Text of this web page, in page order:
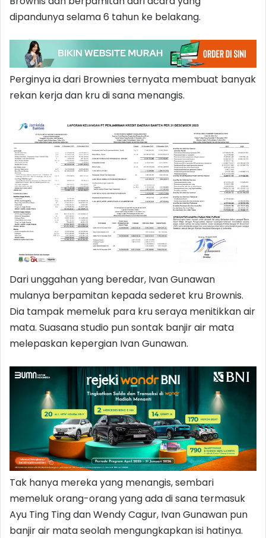
dipandunya selama 6 tahun ke belakang.
Perginya ia dari Brownies ternyata membuat banyak
rekan kerja dan kru di sana menangis.
Dari unggahan yang beredar, Ivan Gunawan
mulanya berpamitan kepada sederet kru Brownis.
Dia tampak memeluk para kru seraya menitikkan air
mata. Suasana studio pun sontak banjir air mata
melepaskan kepergian Ivan Gunawan.
Tak hanya mereka yang menangis, sembari
memeluk orang-orang yang ada di sana termasuk
Ayu Ting Ting dan Wendy Cagur, Ivan Gunawan pun
banjir air mata seolah mengungkapkan isi hatinya.